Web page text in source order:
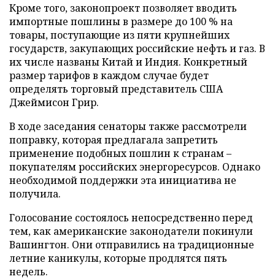
Кроме того, законопроект позволяет вводить
импортные пошлины в размере до 100 % на
товары, поступающие из пяти крупнейших
государств, закупающих российские нефть и газ. В
их числе названы Китай и Индия. Конкретный
размер тарифов в каждом случае будет
определять торговый представитель США
Джеймисон Грир.
В ходе заседания сенаторы также рассмотрели
поправку, которая предлагала запретить
применение подобных пошлин к странам –
покупателям российских энергоресурсов. Однако
необходимой поддержки эта инициатива не
получила.
Голосование состоялось непосредственно перед
тем, как американские законодатели покинули
Вашингтон. Они отправились на традиционные
летние каникулы, которые продлятся пять
недель.